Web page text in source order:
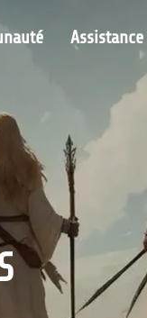
Assistance